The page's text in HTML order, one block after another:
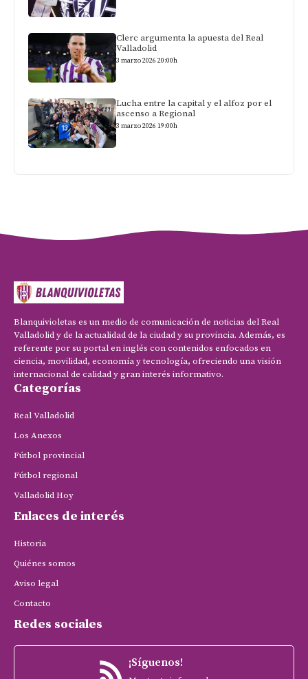
Clerc argumenta la apuesta del Real
Valladolid
3 marzo 2026 20:00h
Lucha entre la capital y el alfoz por el
ascenso a Regional
3 marzo 2026 19:00h
Blanquivioletas es un medio de comunicación de noticias del Real
Valladolid y de la actualidad de la ciudad y su provincia. Además, es
referente por su portal en inglés con contenidos enfocados en
ciencia, movilidad, economía y tecnología, ofreciendo una visión
internacional de calidad y gran interés informativo.
Categorías
Real Valladolid
Los Anexos
Fútbol provincial
Fútbol regional
Valladolid Hoy
Enlaces de interés
Historia
Quiénes somos
Aviso legal
Contacto
Redes sociales
¡Síguenos!